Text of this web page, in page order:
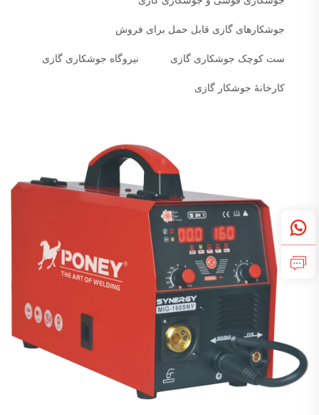
جوشکارهای گازی قابل حمل برای فروش
ست کوچک جوشکاری گازی نیروگاه جوشکاری گازی
کارخانهٔ جوشکار گازی